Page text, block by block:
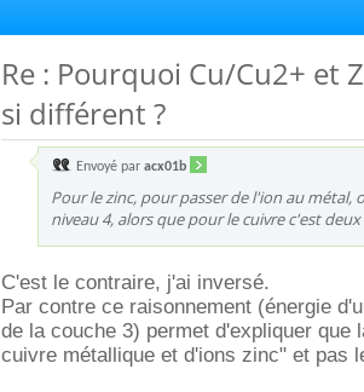
Re : Pourquoi Cu/Cu2+
si différent ?
Envoyé par acx01b
Pour le zinc, pour passer de l'ion au
niveau 4, alors que pour le cuivre c'est
C'est le contraire, j'ai inversé.
Par contre ce raisonnement (énergie
de la couche 3) permet d'expliquer
cuivre métallique et d'ions zinc" et pas